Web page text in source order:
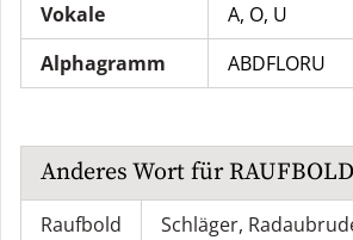
Vokale
A, O, U
Alphagramm
ABDFLORU
Anderes Wort fürRAUFBOLD
Raufbold Schläger,